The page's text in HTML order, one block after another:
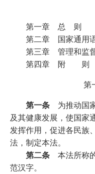
第一章 总 则
第二章 国家通用语
第三章 管理和监
第四章 附 则
第一条 为推动国
及其健康发展，使国家
发挥作用，促进各民族
法，制定本法。
第二条 本法所称
范汉字。